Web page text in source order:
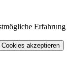
Erfahrung
akzeptieren